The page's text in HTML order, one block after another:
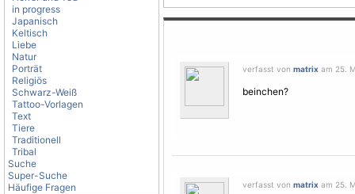
in progress
Japanisch
Keltisch
Liebe
Natur
Porträt
Religiös
Schwarz-Weiß
Tattoo-Vorlagen
Text
Tiere
Traditionell
Tribal
Suche
Super-Suche
Häufige Fragen
verfasst von matrix am 25.
beinchen?
verfasst von matrix am 25.